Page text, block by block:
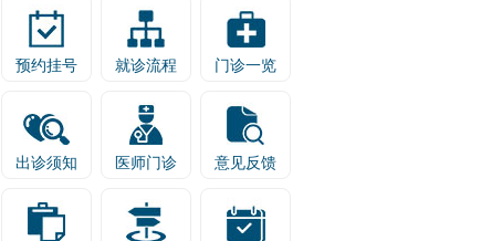
预约挂号 就诊流程 门诊一览
出诊须知 医师门诊 意见反馈